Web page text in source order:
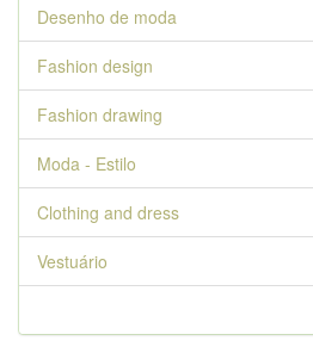
Desenho de moda
Fashion design
Fashion drawing
Moda - Estilo
Clothing and dress
Vestuário